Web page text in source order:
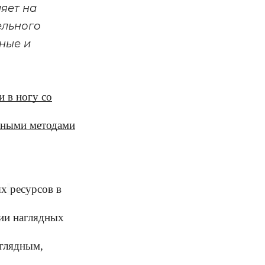
на
и
в ногу со
методами
ресурсов в
наглядных